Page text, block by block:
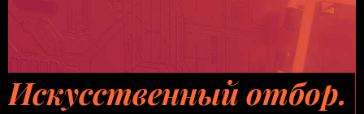
Искусственный отбор.